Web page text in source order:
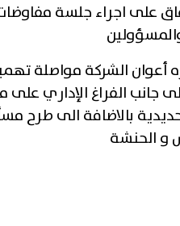
على اجراء جلسة
أعوان الشركة مواصلة
في قانون المالية 2019 إلى جانب الفراغ
بالاضافة الى طرح
و الحنشة